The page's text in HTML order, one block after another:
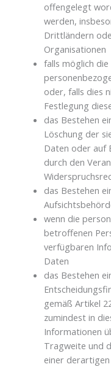
offengelegt
werden,
Drittländern
Organisationen
falls möglich
oder, falls dies
Festlegung
das Bestehen
Löschung der
Daten oder auf
durch den
das Bestehen
wenn die
betroffenen
verfügbaren
Daten
das Bestehen
gemäß Artikel
zumindest in
Informationen
Tragweite und
einer